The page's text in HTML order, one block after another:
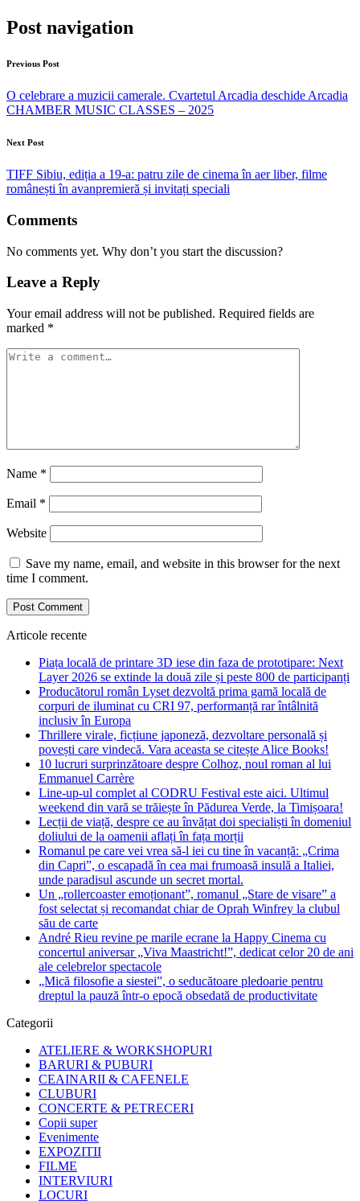
Post navigation
Previous Post
O celebrare a muzicii camerale. Cvartetul Arcadia deschide Arcadia
CHAMBER MUSIC CLASSES – 2025
Next Post
TIFF Sibiu, ediția a 19-a: patru zile de cinema în aer liber, filme
românești în avanpremieră și invitați speciali
Comments
No comments yet. Why don’t you start the discussion?
Leave a Reply
Your email address will not be published. Required fields are
marked *
Name *
Email *
Website
Save my name, email, and website in this browser for the next
time I comment.
Articole recente
Piața locală de printare 3D iese din faza de prototipare: Next
Layer 2026 se extinde la două zile și peste 800 de participanți
Producătorul român Lyset dezvoltă prima gamă locală de
corpuri de iluminat cu CRI 97, performanță rar întâlnită
inclusiv în Europa
Thrillere virale, ficțiune japoneză, dezvoltare personală și
povești care vindecă. Vara aceasta se citește Alice Books!
10 lucruri surprinzătoare despre Colhoz, noul roman al lui
Emmanuel Carrère
Line-up-ul complet al CODRU Festival este aici. Ultimul
weekend din vară se trăiește în Pădurea Verde, la Timișoara!
Lecții de viață, despre ce au învățat doi specialiști în domeniul
doliului de la oamenii aflați în fața morții
Romanul pe care vei vrea să-l iei cu tine în vacanță: „Crima
din Capri”, o escapadă în cea mai frumoasă insulă a Italiei,
unde paradisul ascunde un secret mortal.
Un „rollercoaster emoționant”, romanul „Stare de visare” a
fost selectat și recomandat chiar de Oprah Winfrey la clubul
său de carte
André Rieu revine pe marile ecrane la Happy Cinema cu
concertul aniversar „Viva Maastricht!”, dedicat celor 20 de ani
ale celebrelor spectacole
„Mică filosofie a siestei”, o seducătoare pledoarie pentru
dreptul la pauză într-o epocă obsedată de productivitate
Categorii
ATELIERE & WORKSHOPURI
BARURI & PUBURI
CEAINARII & CAFENELE
CLUBURI
CONCERTE & PETRECERI
Copii super
Evenimente
EXPOZITII
FILME
INTERVIURI
LOCURI